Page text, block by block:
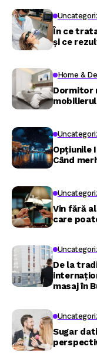
În ce
și ce
Home &
Dormitor
Opțiunile
Când
Vin fără
care
De la
masaj în
Sugar